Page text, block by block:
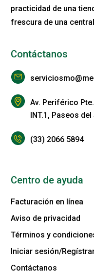
practicidad de una
frescura de una
Contáctanos
Av. Periférico
INT.1, Paseos
(33) 2066 5894
Centro de ayuda
Facturación en línea
Aviso de privacidad
Términos y
Iniciar sesión/
Contáctanos